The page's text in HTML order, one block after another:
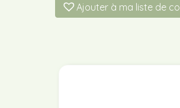
Ajouter à ma liste de